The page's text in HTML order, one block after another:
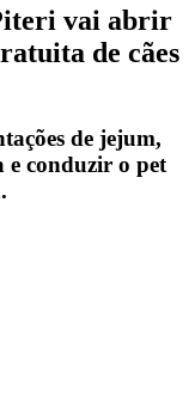
vai abrir
de cães
de jejum,
e conduzir o pet